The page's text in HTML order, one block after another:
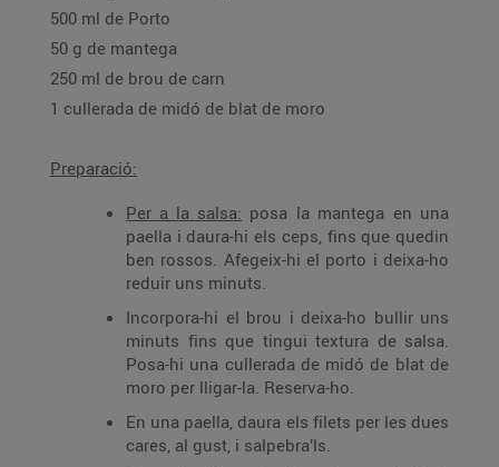
500 ml de Porto
50 g de mantega
250 ml de brou de carn
1 cullerada de midó de blat de moro
Preparació:
Per a la salsa: posa la mantega en una
paella i daura-hi els ceps, fins que quedin
ben rossos. Afegeix-hi el porto i deixa-ho
reduir uns minuts.
Incorpora-hi el brou i deixa-ho bullir uns
minuts fins que tingui textura de salsa.
Posa-hi una cullerada de midó de blat de
moro per lligar-la. Reserva-ho.
En una paella, daura els filets per les dues
cares, al gust, i salpebra’ls.